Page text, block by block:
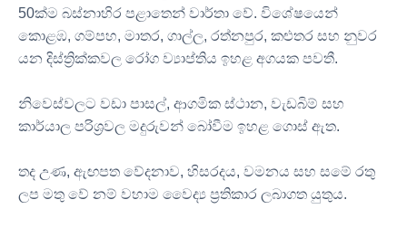
50ක්ම බස්නාහිර පළාතෙන් වාර්තා වේ. විශේෂයෙන්
කොළඹ, ගම්පහ, මාතර, ගාල්ල, රත්නපුර, කළුතර සහ නුවර
යන දිස්ත්‍රික්කවල රෝග ව්‍යාප්තිය ඉහළ අගයක පවතී.
නිවෙස්වලට වඩා පාසල්, ආගමික ස්ථාන, වැඩබිම් සහ
කාර්යාල පරිශ්‍රවල මදුරුවන් බෝවීම ඉහළ ගොස් ඇත.
තද උණ, ඇඟපත වේදනාව, හිසරදය, වමනය සහ සමේ රතු
ලප මතු වේ නම් වහාම වෛද්‍ය ප්‍රතිකාර ලබාගත යුතුය.